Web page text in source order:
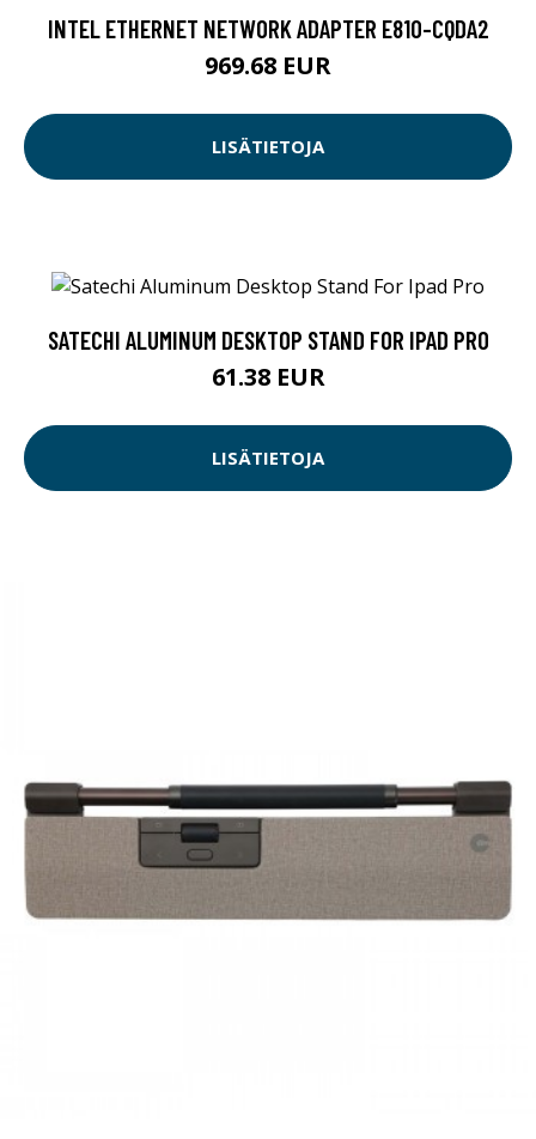
INTEL ETHERNET NETWORK ADAPTER E810-CQDA2
969.68 EUR
LISÄTIETOJA
SATECHI ALUMINUM DESKTOP STAND FOR IPAD PRO
61.38 EUR
LISÄTIETOJA